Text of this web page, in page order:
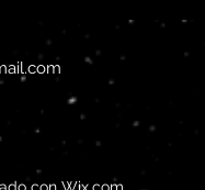
con Wix.com